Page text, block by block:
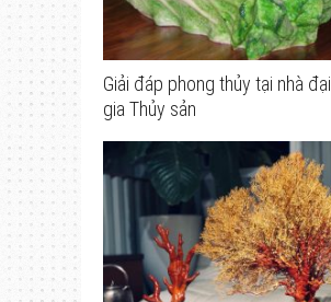
Giải đáp phong thủy tại nhà đại
gia Thủy sản